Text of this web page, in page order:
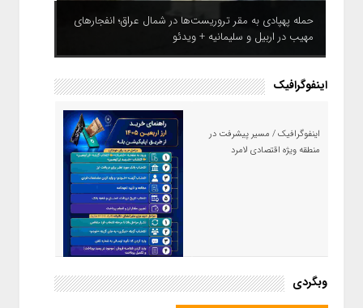
حمله پهپادی به مقر تروریست‌ها در شمال عراق؛ انفجارهای
مهیب در اربیل و سلیمانیه + ویدئو
اینفوگرافیک
اینفوگرافیک / مسیر پیشرفت در
منطقه ویژه اقتصادی لامرد
اینفوگرافیک / راهنمای خرید ارز
اربعین از طریق اپلیکیشن بله
وبگردی